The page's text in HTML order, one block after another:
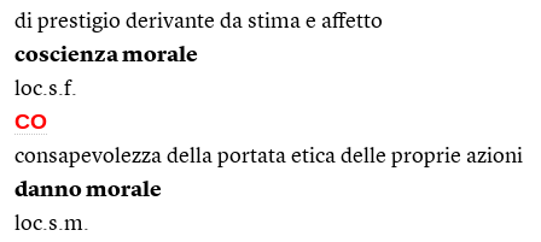
di prestigio derivante da stima e affetto
coscienza morale
loc.s.f.
CO
consapevolezza della portata etica delle proprie azioni
danno morale
loc.s.m.